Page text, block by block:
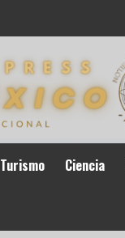
Turismo Ciencia